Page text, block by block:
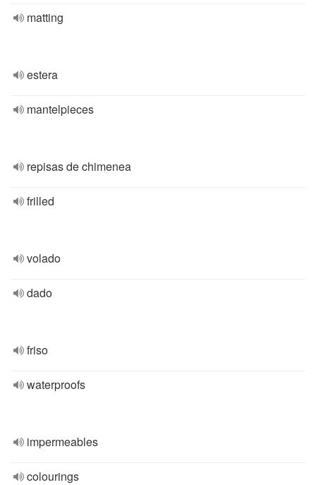
matting
estera
mantelpieces
repisas de chimenea
frilled
volado
dado
friso
waterproofs
impermeables
colourings